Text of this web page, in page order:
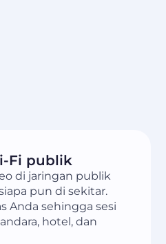
Fi publik
di jaringan publik
pun di sekitar.
Anda sehingga sesi
hotel, dan